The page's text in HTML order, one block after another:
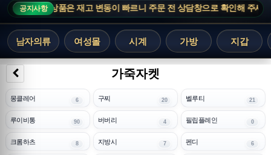
공지사항
인기 상품은 재고 변동이 빠르니 주문 전 상담창으로 확인해 주세요.
남자의류 여성몰 시계 가방 지갑
가죽자켓
몽클레어 6 구찌 20 벨루티 21
루이비통 90 버버리 4 필립플레인 0
크롬하츠 8 지방시 7 펜디 6